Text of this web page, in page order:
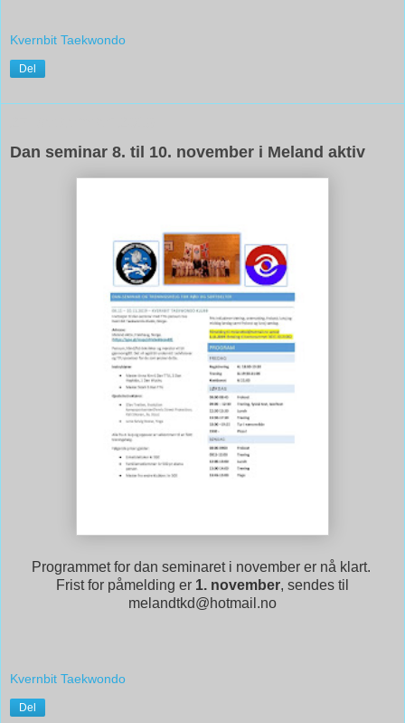
Kvernbit Taekwondo
Del
Dan seminar 8. til 10. november i Meland aktiv
Programmet for dan seminaret i november er nå klart.
Frist for påmelding er 1. november, sendes til
melandtkd@hotmail.no
Kvernbit Taekwondo
Del